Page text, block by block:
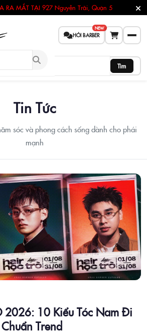
RA MẮT TẠI 927 Nguyễn Trãi, Quận 5
HỎI BARBER
NEW
Tìm
Tin Tức
sóc và phong cách sống dành cho phái
mạnh
2026: 10 Kiểu Tóc Nam Đi
Trend